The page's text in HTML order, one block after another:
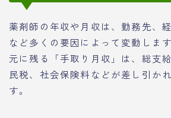
薬剤師の年収や月収は、勤務先、
など多くの要因によって変動しま
元に残る「手取り月収」は、総支
民税、社会保険料などが差し引か
す。